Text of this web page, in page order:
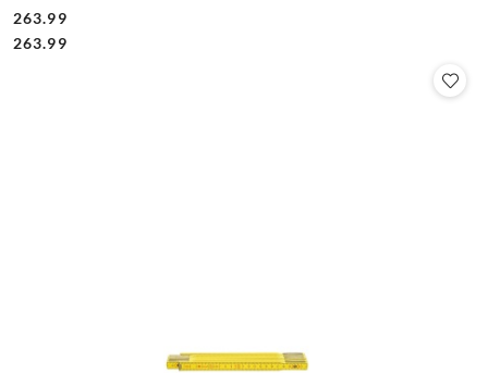
Cena:
263.99
Cena:
263.99